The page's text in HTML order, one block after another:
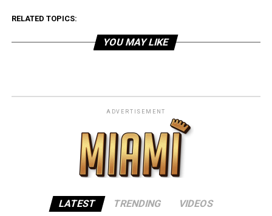
RELATED TOPICS:
YOU MAY LIKE
ADVERTISEMENT
LATEST TRENDING VIDEOS